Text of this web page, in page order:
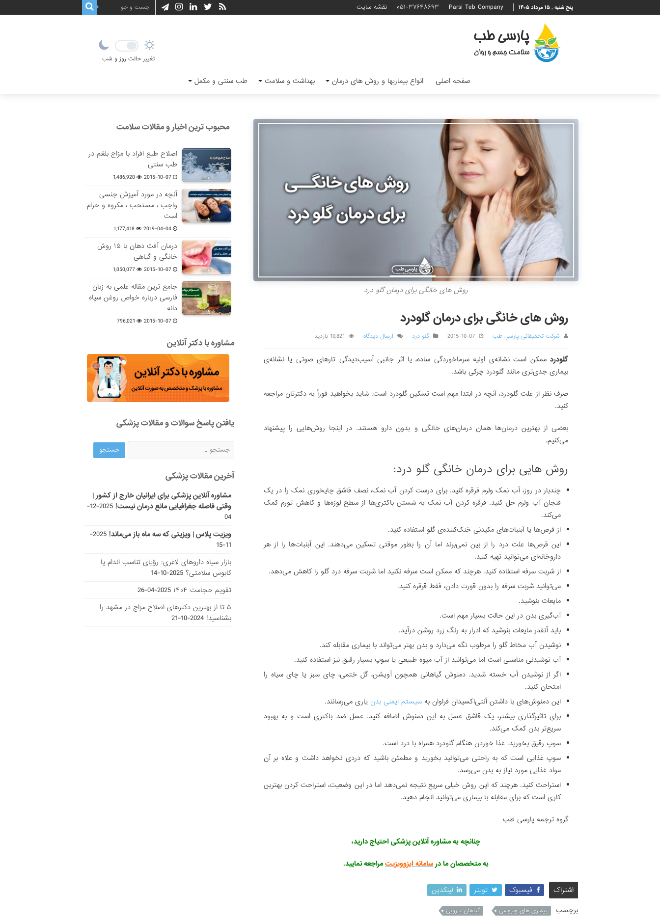
پنج شنبه , ۱۵ مرداد ۱۴۰۵ Parsi Teb Company ۰۵۱-۳۷۶۴۸۶۹۳ نقشه سایت
تغییر حالت روز و شب
صفحه اصلی انواع بیماریها و روش های درمان بهداشت و سلامت طب سنتی و مکمل
روش های خانگی برای درمان گلو درد
روش های خانگی برای درمان گلودرد
شرکت تحقیقاتی پارسی طب 2015-10-07 گلو درد ارسال دیدگاه 10,821 بازدید
گلودرد ممکن است نشانه‌ی اولیه سرماخوردگی ساده، یا اثر جانبی آسیب‌دیدگی تارهای صوتی یا نشانه‌ی
بیماری جدی‌تری مانند گلودرد چرکی باشد.
صرف نظر از علت گلودرد، آنچه در ابتدا مهم است تسکین گلودرد است. شاید بخواهید فوراً به دکترتان مراجعه
کنید.
بعضی از بهترین درمان‌ها همان درمان‌های خانگی و بدون دارو هستند. در اینجا روش‌هایی را پیشنهاد
می‌کنیم.
روش هایی برای درمان خانگی گلو درد:
چندبار در روز، آب نمک ولرم قرقره کنید. برای درست کردن آب نمک، نصف قاشق چایخوری نمک را در یک
فنجان آب ولرم حل کنید. قرقره کردن آب نمک به شستن باکتری‌ها از سطح لوزه‌ها و کاهش تورم کمک
می‌کند.
از قرص‌ها یا آبنبات‌های مکیدنی خنک‌کننده‌ی گلو استفاده کنید.
این قرص‌ها علت درد را از بین نمی‌برند اما آن را بطور موقتی تسکین می‌دهند. این آبنبات‌ها را از هر
داروخانه‌ای می‌توانید تهیه کنید.
از شربت سرفه استفاده کنید. هرچند که ممکن است سرفه نکنید اما شربت سرفه درد گلو را کاهش می‌دهد.
می‌توانید شربت سرفه را بدون قورت دادن، فقط قرقره کنید.
مایعات بنوشید.
آب‌گیری بدن در این حالت بسیار مهم است.
باید آنقدر مایعات بنوشید که ادرار به رنگ زرد روشن درآید.
نوشیدن آب مخاط گلو را مرطوب نگه می‌دارد و بدن بهتر می‌تواند با بیماری مقابله کند.
آب نوشیدنی مناسبی است اما می‌توانید از آب میوه طبیعی یا سوپ بسیار رقیق نیز استفاده کنید.
اگر از نوشیدن آب خسته شدید. دمنوش‌ گیاهانی همچون آویشن، گل ختمی، چای سبز یا چای سیاه را
امتحان کنید.
این دمنوش‌های با داشتن آنتی‌اکسیدان فراوان به سیستم ایمنی بدن یاری می‌رسانند.
برای تاثیرگذاری بیشتر، یک قاشق عسل به این دمنوش اضافه کنید. عسل ضد باکتری است و به بهبود
سریع‌تر بدن کمک می‌کند.
سوپ رقیق بخورید. غذا خوردن هنگام گلودرد همراه با درد است.
سوپ غذایی است که به راحتی می‌توانید بخورید و مطمئن باشید که دردی نخواهد داشت و علاه بر آن
مواد غذایی مورد نیاز به بدن می‌رسد.
استراحت کنید. هرچند که این روش خیلی سریع نتیجه نمی‌دهد اما در این وضعیت، استراحت کردن بهترین
کاری است که برای مقابله با بیماری می‌توانید انجام دهید.
گروه ترجمه پارسی طب
چنانچه به مشاوره آنلاین پزشکی احتیاج دارید،
به متخصصان ما درسامانه ایزوویزیتمراجعه نمایید.
اشتراک فیسبوک تویتر
لینکدین
برچسب
بیماری های ویروسی گیاهان دارویی
محبوب ترین اخبار و مقالات سلامت
اصلاح طبع افراد با مزاج بلغم در
طب سنتی
2015-10-07
1,486,920
آنچه در مورد آمیزش جنسی
واجب ، مستحب ، مکروه و حرام
است
2019-04-04
1,177,418
درمان آفت دهان با ۱۵ روش
خانگی و گیاهی
2015-10-07
1,050,077
جامع ترین مقاله علمی به زبان
فارسی درباره خواص روغن سیاه
دانه
2015-10-07
796,021
مشاوره با دکتر آنلاین
یافتن پاسخ سوالات و مقالات پزشکی
آخرین مقالات پزشکی
مشاوره آنلاین پزشکی برای ایرانیان خارج از کشور |
وقتی فاصله جغرافیایی مانع درمان نیست!
2025-12-
04
ویزیت پلاس | ویزیتی که سه ماه باز می‌ماند!
2025-
11-15
بازار سیاه داروهای لاغری: رؤیای تناسب اندام یا
کابوس سلامتی؟ 2025-10-14
تقویم حجامت ۱۴۰۴
2025-04-26
۵ تا از بهترین دکتر‌های اصلاح مزاج در مشهد را
بشناسید! 2024-10-21